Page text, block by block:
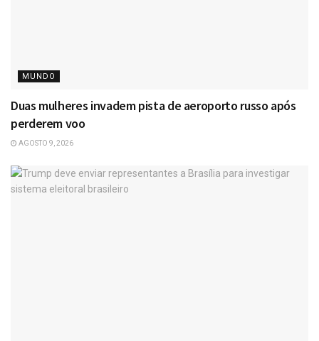
MUNDO
Duas mulheres invadem pista de aeroporto russo após
perderem voo
AGOSTO 9, 2026